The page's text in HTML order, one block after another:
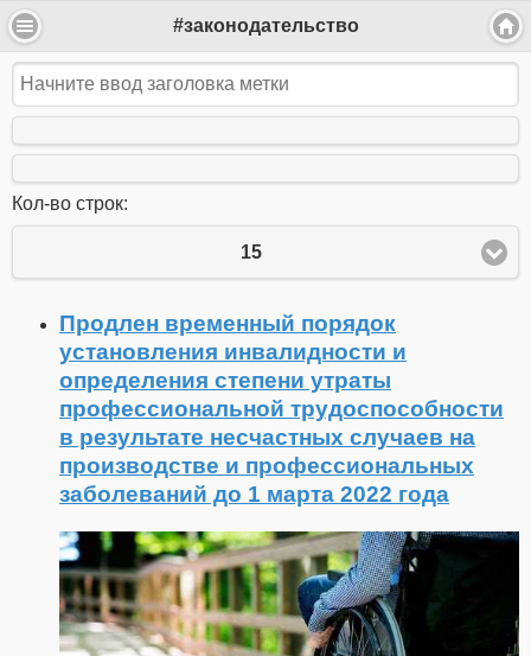
#законодательство
Кол-во строк:
15
Продлен временный порядок
установления инвалидности и
определения степени утраты
профессиональной трудоспособности
в результате несчастных случаев на
производстве и профессиональных
заболеваний до 1 марта 2022 года